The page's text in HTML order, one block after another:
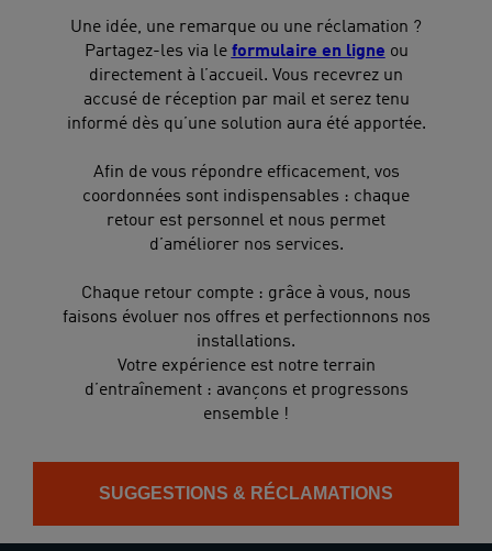
Une idée, une remarque ou une réclamation ?
Partagez-les via le formulaire en ligne ou
directement à l’accueil. Vous recevrez un
accusé de réception par mail et serez tenu
informé dès qu’une solution aura été apportée.
Afin de vous répondre efficacement, vos
coordonnées sont indispensables : chaque
retour est personnel et nous permet
d’améliorer nos services.
Chaque retour compte : grâce à vous, nous
faisons évoluer nos offres et perfectionnons nos
installations.
Votre expérience est notre terrain
d’entraînement : avançons et progressons
ensemble !
SUGGESTIONS & RÉCLAMATIONS